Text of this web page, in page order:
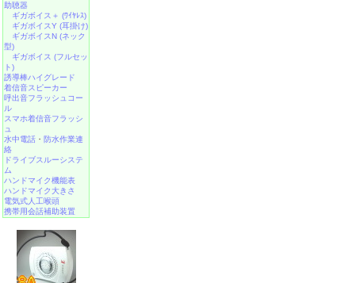
助聴器
ギガボイス＋ (ﾜｲﾔﾚｽ)
ギガボイスY (耳掛け)
ギガボイスN (ネック
型)
ギガボイス (フルセッ
ト)
誘導棒ハイグレード
着信音スピーカー
呼出音フラッシュコー
ル
スマホ着信音フラッシ
ュ
水中電話 ・ 防水作業連
絡
ドライブスルーシステ
ム
ハンドマイク機能表
ハンドマイク大きさ
電気式人工喉頭
携帯用会話補助装置